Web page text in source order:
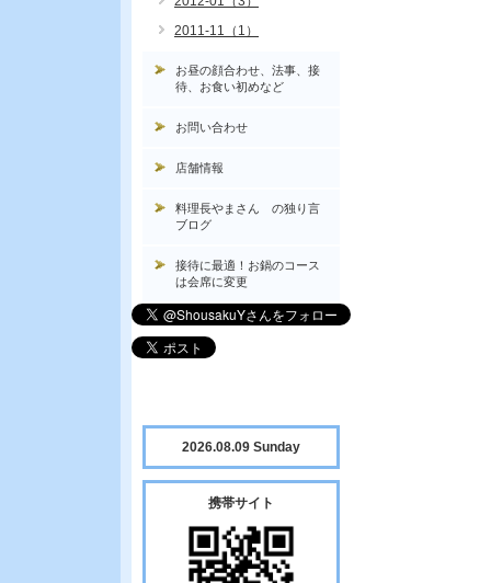
2011-11（1）
お昼の顔合わせ、法事、接
待、お食い初めなど
お問い合わせ
店舗情報
料理長やまさん の独り言
ブログ
接待に最適！お鍋のコース
は会席に変更
2026.08.09 Sunday
携帯サイト